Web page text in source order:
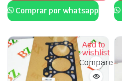
Comprar por whatsapp
Add to
wishlist
Compare